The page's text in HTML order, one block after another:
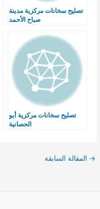
تصليح سخانات مركزية مدينة
صباح الأحمد
تصليح سخانات مركزية أبو
الحصانية
→ المقالة السابقة